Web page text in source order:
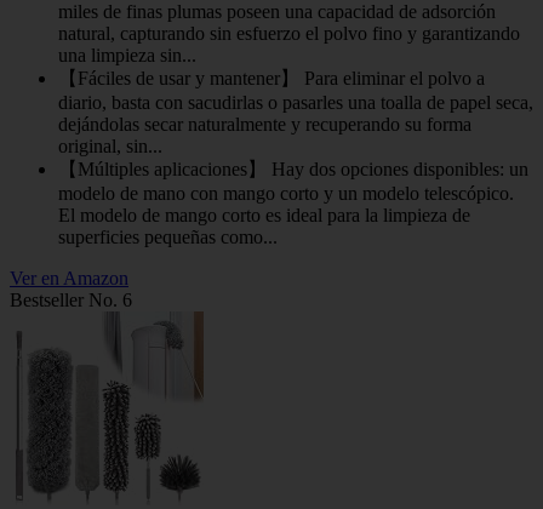
miles de finas plumas poseen una capacidad de adsorción
natural, capturando sin esfuerzo el polvo fino y garantizando
una limpieza sin...
【Fáciles de usar y mantener】 Para eliminar el polvo a
diario, basta con sacudirlas o pasarles una toalla de papel seca,
dejándolas secar naturalmente y recuperando su forma
original, sin...
【Múltiples aplicaciones】 Hay dos opciones disponibles: un
modelo de mano con mango corto y un modelo telescópico.
El modelo de mango corto es ideal para la limpieza de
superficies pequeñas como...
Ver en Amazon
Bestseller No. 6